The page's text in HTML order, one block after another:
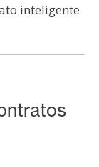
inteligente